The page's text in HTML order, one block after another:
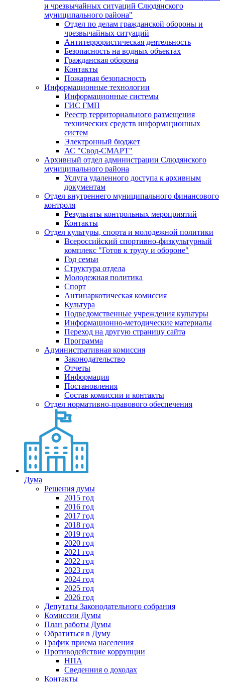
и чрезвычайных ситуаций Слюдянского
муниципального района"
Отдел по делам гражданской обороны и
чрезвычайных ситуаций
Антитеррористическая деятельность
Безопасность на водных объектах
Гражданская оборона
Контакты
Пожарная безопасность
Информационные технологии
Информационные системы
ГИС ГМП
Реестр территориального размещения
технических средств информационных
систем
Электронный бюджет
АС "Свод-СМАРТ"
Архивный отдел администрации Слюдянского
муниципального района
Услуга удаленного доступа к архивным
документам
Отдел внутреннего муниципального финансового
контроля
Результаты контрольных мероприятий
Контакты
Отдел культуры, спорта и молодежной политики
Всероссийский спортивно-физкультурный
комплекс "Готов к труду и обороне"
Год семьи
Структура отдела
Молодежная политика
Спорт
Антинаркотическая комиссия
Культура
Подведомственные учреждения культуры
Информационно-методические материалы
Переход на другую страницу сайта
Программа
Административная комиссия
Законодательство
Отчеты
Информация
Постановления
Состав комиссии и контакты
Отдел нормативно-правового обеспечения
Дума
Решения думы
2015 год
2016 год
2017 год
2018 год
2019 год
2020 год
2021 год
2022 год
2023 год
2024 год
2025 год
2026 год
Депутаты Законодательного собрания
Комиссии Думы
План работы Думы
Обратиться в Думу
График приема населения
Противодействие коррупции
НПА
Сведенния о доходах
Контакты